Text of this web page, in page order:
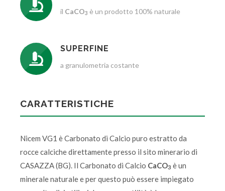
il CaCO3 è un prodotto 100% naturale
SUPERFINE
a granulometria costante
CARATTERISTICHE
Nicem VG1 è Carbonato di Calcio puro estratto da
rocce calciche direttamente presso il sito minerario di
CASAZZA (BG). Il Carbonato di Calcio CaCO3 è un
minerale naturale e per questo può essere impiegato